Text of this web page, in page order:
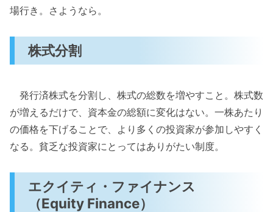
場行き。さようなら。
株式分割
発行済株式を分割し、株式の総数を増やすこと。株式数
が増えるだけで、資本金の総額に変化はない。一株あたり
の価格を下げることで、より多くの投資家が参加しやすく
なる。貧乏な投資家にとってはありがたい制度。
エクイティ・ファイナンス
（Equity Finance）